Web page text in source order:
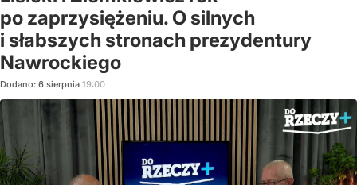
po zaprzysiężeniu. O silnych
i słabszych stronach prezydentury
Nawrockiego
Dodano: 6 sierpnia 19:00